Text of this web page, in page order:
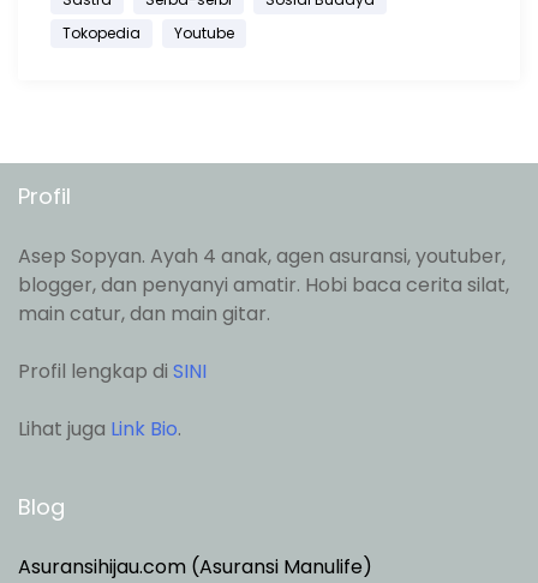
Tokopedia
Youtube
Profil
Asep Sopyan. Ayah 4 anak, agen asuransi, youtuber,
blogger, dan penyanyi amatir. Hobi baca cerita silat,
main catur, dan main gitar.
Profil lengkap di SINI
Lihat juga Link Bio.
Blog
Asuransihijau.com (Asuransi Manulife)